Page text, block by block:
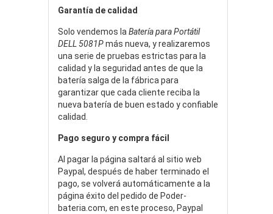
Garantía de calidad
Solo vendemos la Batería para Portátil
DELL 5081Pmás nueva, y realizaremos
una serie de pruebas estrictas para la
calidad y la seguridad antes de que la
batería salga de la fábrica para
garantizar que cada cliente reciba la
nueva batería de buen estado y confiable
calidad.
Pago seguro y compra fácil
Al pagar la página saltará al sitio web
Paypal, después de haber terminado el
pago, se volverá automáticamente a la
página éxito del pedido de Poder-
bateria.com, en este proceso, Paypal